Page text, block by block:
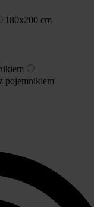
180x200 cm
pojemnikiem